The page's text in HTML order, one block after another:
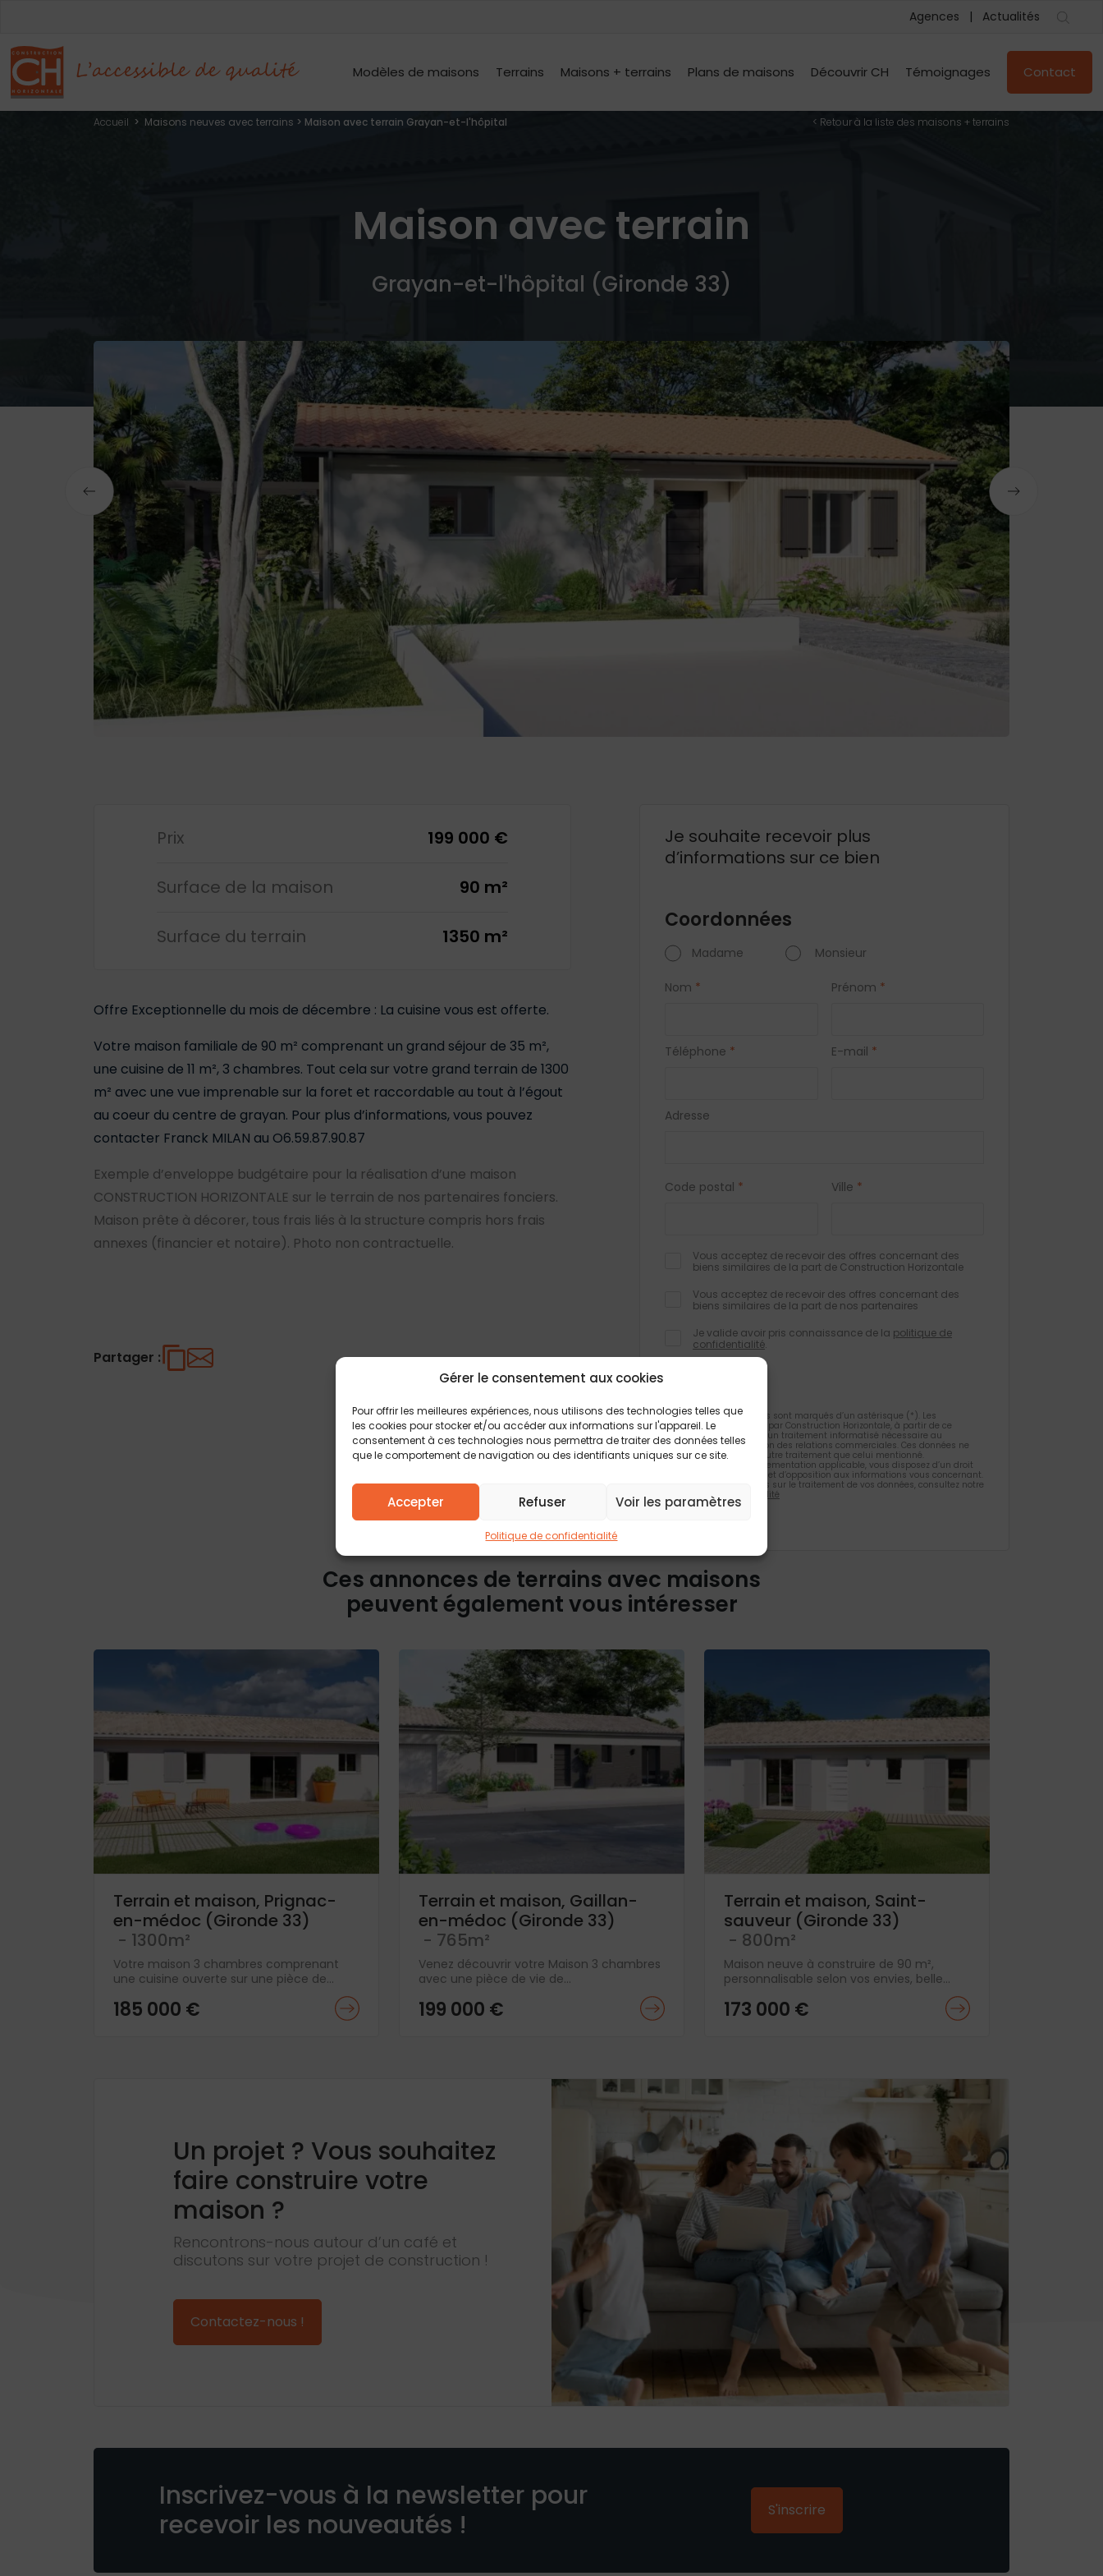
Gérer le consentement aux cookies
Pour offrir les meilleures expériences, nous utilisons des technologies telles que
les cookies pour stocker et/ou accéder aux informations sur l'appareil. Le
consentement à ces technologies nous permettra de traiter des données telles
que le comportement de navigation ou des identifiants uniques sur ce site.
Accepter Refuser Voir les paramètres
Politique de confidentialité
Agences Actualités
Modèles de maisons Terrains Maisons + terrains Plans de maisons Découvrir CH Témoignages Contact
Accueil > Maisons neuves avec terrains > Maison avec terrain Grayan-et-l'hôpital < Retour à la liste des maisons + terrains
Maison avec terrain
Grayan-et-l'hôpital (Gironde 33)
Prix 199 000 €
Surface de la maison 90 m²
Surface du terrain 1350 m²
Offre Exceptionnelle du mois de décembre : La cuisine vous est offerte.
Votre maison familiale de 90 m² comprenant un grand séjour de 35 m²,
une cuisine de 11 m², 3 chambres. Tout cela sur votre grand terrain de 1300
m² avec une vue imprenable sur la foret et raccordable au tout à l’égout
au coeur du centre de grayan. Pour plus d’informations, vous pouvez
contacter Franck MILAN au O6.59.87.90.87
Exemple d’enveloppe budgétaire pour la réalisation d’une maison
CONSTRUCTION HORIZONTALE sur le terrain de nos partenaires fonciers.
Maison prête à décorer, tous frais liés à la structure compris hors frais
annexes (financier et notaire). Photo non contractuelle.
Partager :
Je souhaite recevoir plus
d’informations sur ce bien
Coordonnées
Madame Monsieur
Nom * Prénom *
Téléphone * E-mail *
Adresse
Code postal * Ville *
Vous acceptez de recevoir des offres concernant des
biens similaires de la part de Construction Horizontale
Vous acceptez de recevoir des offres concernant des
biens similaires de la part de nos partenaires
Je valide avoir pris connaissance de la politique de
confidentialité.
Les champs obligatoires sont marqués d’un astérisque (*). Les
informations recueillies par Construction Horizontale, à partir de ce
formulaire, font l’objet d’un traitement informatisé nécessaire au
traitement et à la gestion des relations commerciales. Ces données ne
feront pas l’objet d’un autre traitement que celui mentionné.
Conformément à la règlementation applicable, vous disposez d’un droit
d’accès, de rectification et d’opposition aux informations vous concernant.
Pour plus d’informations sur le traitement de vos données, consultez notre
politique de confidentialité
Ces annonces de terrains avec maisons
peuvent également vous intéresser
Terrain et maison, Prignac-
en-médoc (Gironde 33)
- 1300m²
Votre maison 3 chambres comprenant
une cuisine ouverte sur une pièce de...
185 000 €
Terrain et maison, Gaillan-
en-médoc (Gironde 33)
- 765m²
Venez découvrir votre Maison 3 chambres
avec une pièce de vie de...
199 000 €
Terrain et maison, Saint-
sauveur (Gironde 33)
- 800m²
Maison neuve à construire de 90 m²,
personnalisable selon vos envies, belle...
173 000 €
Un projet ? Vous souhaitez
faire construire votre
maison ?
Rencontrons-nous autour d’un café et
discutons sur votre projet de construction !
Contactez-nous !
Inscrivez-vous à la newsletter pour
recevoir les nouveautés !
S'inscrire